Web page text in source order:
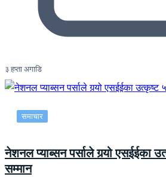
३ हप्ता अगाडि
समाचार
नेशनल प्याब्सन पर्साले गर्‍यो एसईईका
सम्मान